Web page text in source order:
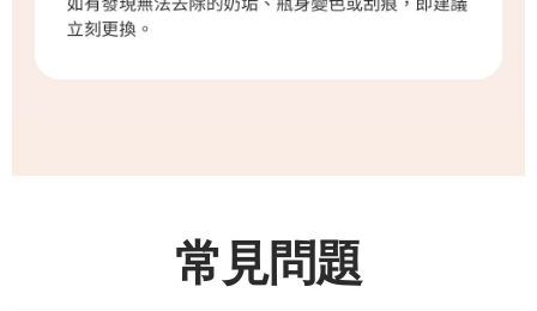
常見問題